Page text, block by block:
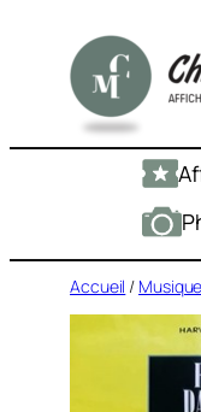
contenu
Accueil / Musique